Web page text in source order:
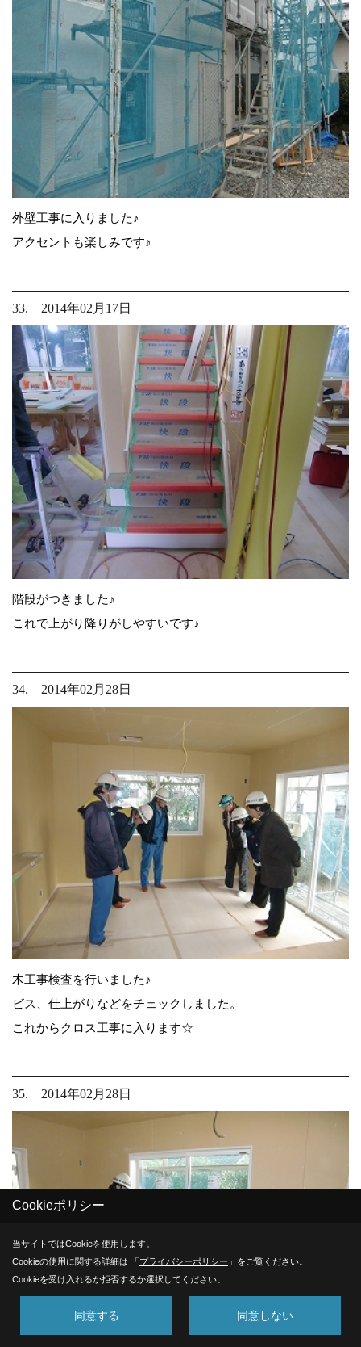
外壁工事に入りました♪
アクセントも楽しみです♪
33. 2014年02月17日
階段がつきました♪
これで上がり降りがしやすいです♪
34. 2014年02月28日
木工事検査を行いました♪
ビス、仕上がりなどをチェックしました。
これからクロス工事に入ります☆
35. 2014年02月28日
Cookieポリシー
当サイトではCookieを使用します。
Cookieの使用に関する詳細は 「プライバシーポリシー 」をご覧ください。
Cookieを受け入れるか拒否するか選択してください。
同意する 同意しない